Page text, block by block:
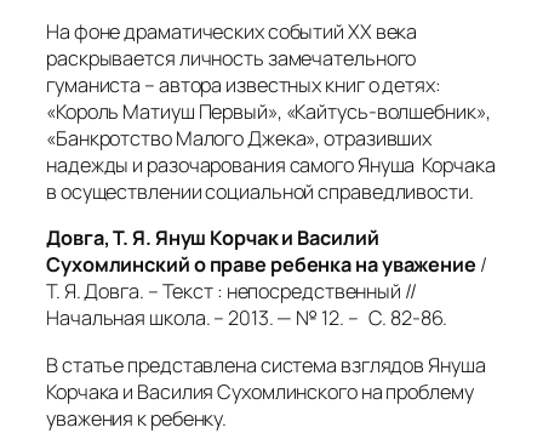
На фоне драматических событий XX века
раскрывается личность замечательного
гуманиста – автора известных книг о детях:
«Король Матиуш Первый», «Кайтусь-волшебник»,
«Банкротство Малого Джека», отразивших
надежды и разочарования самого Януша Корчака
в осуществлении социальной справедливости.
Довга, Т. Я. Януш Корчак и Василий
Сухомлинский о праве ребенка на уважение /
Т. Я. Довга. – Текст : непосредственный //
Начальная школа. – 2013. — № 12. – С. 82-86.
В статье представлена система взглядов Януша
Корчака и Василия Сухомлинского на проблему
уважения к ребенку.